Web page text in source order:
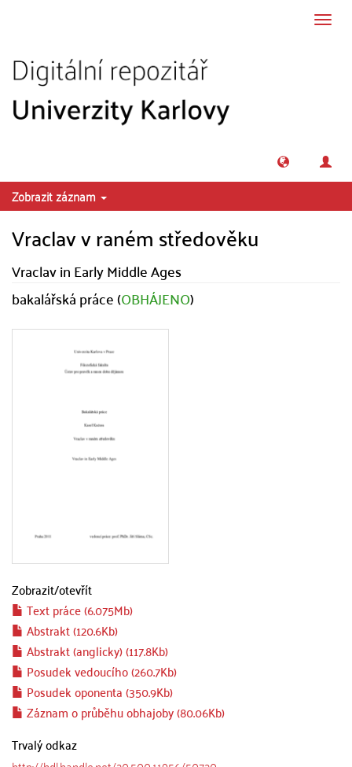
Zobrazit záznam
Vraclav v raném středověku
Vraclav in Early Middle Ages
bakalářská práce (OBHÁJENO)
Zobrazit/otevřít
Text práce (6.075Mb)
Abstrakt (120.6Kb)
Abstrakt (anglicky) (117.8Kb)
Posudek vedoucího (260.7Kb)
Posudek oponenta (350.9Kb)
Záznam o průběhu obhajoby (80.06Kb)
Trvalý odkaz